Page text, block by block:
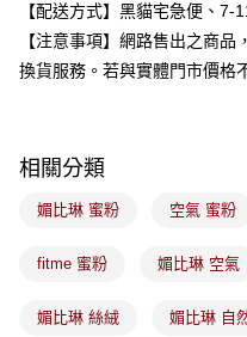
匯豐（台灣）商業銀行
聯邦商業銀行
元大商業銀行
街口支付
悠遊付
全盈+PAY
大哥付你分期
【大哥付你分期使用說明】
流程，驗證手機門號後，選擇欲
ATM付款
【配送方式】黑貓宅急便、
【注意事項】網路售出之商
換貨服務。若與實體門市價格
相關分類
媚比琳 蜜粉 空氣 蜜粉
fitme 蜜粉 媚比琳 空氣
媚比琳 絲絨 媚比琳 自